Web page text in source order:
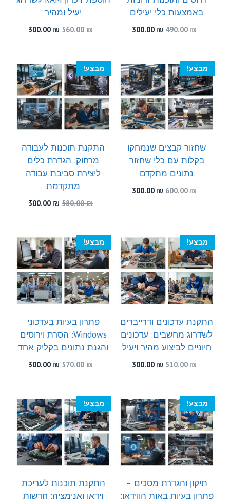
באמצעות כלי יעילים
490.00₪
המחיר
490.00 ₪.
300.00 ₪
300.00 ₪.
יעיל ומהיר
560.00₪
המחיר
560.00 ₪.
300.00 ₪
המחיר
300.00 ₪.
מבצע!
שחזור קבצים שנמחקו
בקלות עם כלי שחזור
נתונים מתקדם
600.00₪
המחיר
300.00 ₪
מבצע!
התקנת תוכנות לעבודה
מרחוק: הגדרת כלים
ליצירת סביבת עבודה
מתקדמת
580.00₪
המחיר
580.00 ₪.
300.00 ₪
המחיר
300.00 ₪.
מבצע!
התקנת עדכונים ודרייברים
לשדרוג מחשבים: עדכונים
חיוניים לביצוע מהיר ויעיל
510.00₪
המחיר
510.00 ₪.
300.00 ₪
300.00 ₪.
מבצע!
פתרון בעיות בעדכוני
Windows: הסרת וירוסים
והגנת נתונים בקליק אחד
570.00₪
המחיר
570.00 ₪.
300.00 ₪
המחיר
300.00 ₪.
מבצע!
תיקון והגדרת מסכים –
פתרון בעיות באות הווידאו:
מבצע!
התקנת תוכנות לעריכת
וידאו ואנימציה: חדשות